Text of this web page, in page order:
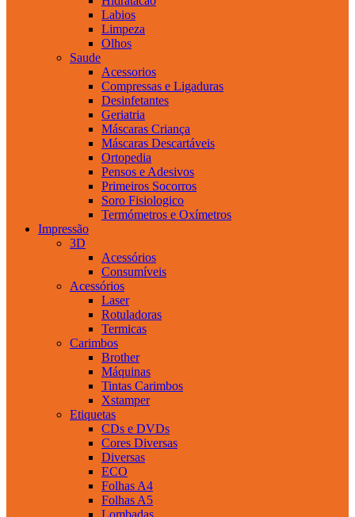
Labios
Limpeza
Olhos
Saude
Acessorios
Compressas e Ligaduras
Desinfetantes
Geriatria
Máscaras Criança
Máscaras Descartáveis
Ortopedia
Pensos e Adesivos
Primeiros Socorros
Soro Fisiologico
Termómetros e Oxímetros
Impressão
3D
Acessórios
Consumíveis
Acessórios
Laser
Rotuladoras
Termicas
Carimbos
Brother
Máquinas
Tintas Carimbos
Xstamper
Etiquetas
CDs e DVDs
Cores Diversas
Diversas
ECO
Folhas A4
Folhas A5
Lombadas